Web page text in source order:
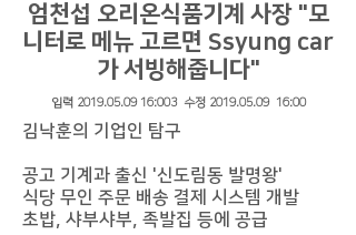
엄천섭 오리온식품기계 사장 "모
니터로 메뉴 고르면 Ssyung car
가 서빙해줍니다"
입력 2019.05.0916:003 수정 2019.05.0916:00
김낙훈의 기업인 탐구
공고 기계과 출신 '신도림동 발명왕'
식당 무인 주문 배송 결제 시스템 개발
​초밥, 샤부샤부, 족발집 등에 공급